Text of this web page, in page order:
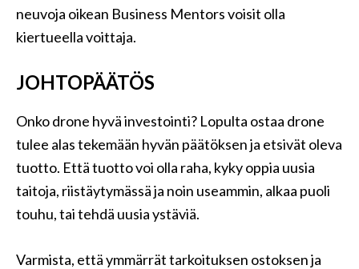
neuvoja oikean Business Mentors voisit olla
kiertueella voittaja.
JOHTOPÄÄTÖS
Onko drone hyvä investointi? Lopulta ostaa drone
tulee alas tekemään hyvän päätöksen ja etsivät oleva
tuotto. Että tuotto voi olla raha, kyky oppia uusia
taitoja, riistäytymässä ja noin useammin, alkaa puoli
touhu, tai tehdä uusia ystäviä.
Varmista, että ymmärrät tarkoituksen ostoksen ja